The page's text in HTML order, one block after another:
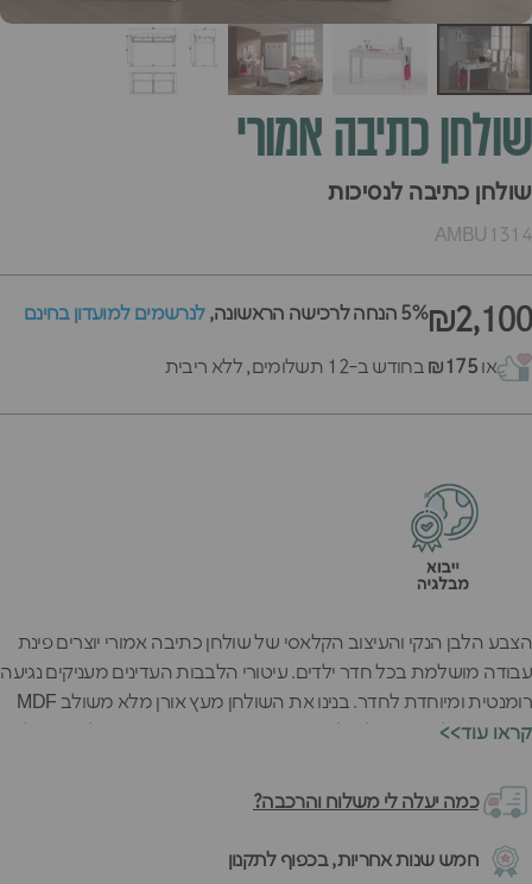
שולחן כתיבה אמורי
שולחן כתיבה לנסיכות
AMBU1314
₪2,1005% הנחה לרכישה הראשונה, לנרשמים למועדון בחינם
או₪175 בחודש ב-12 תשלומים, ללא ריבית
הצבע הלבן הנקי והעיצוב הקלאסי של שולחן כתיבה אמורי יוצרים פינת
עבודה מושלמת בכל חדר ילדים. עיטורי הלבבות העדינים מעניקים נגיעה
רומנטית ומיוחדת לחדר. בנינו את השולחן מעץ אורן מלא משולב MDF
איכותי - שילוב שנותן לשולחן את החוזק והיציבות הדרושים לשנים של
<<קראו עוד
כמה יעלה לי משלוח והרכבה?
חמש שנות אחריות, בכפוף לתקנון